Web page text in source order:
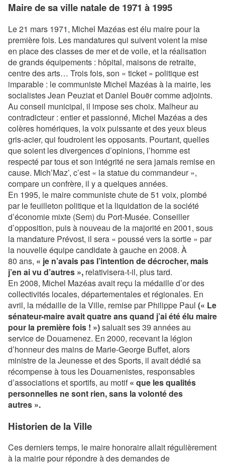
Maire de sa ville natale de 1971 à 1995
Le 21 mars 1971, Michel Mazéas est élu maire pour la
première fois. Les mandatures qui suivent voient la mise
en place des classes de mer et de voile, et la réalisation
de grands équipements : hôpital, maisons de retraite,
centre des arts… Trois fois, son « ticket » politique est
imparable : le communiste Michel Mazéas à la mairie, les
socialistes Jean Peuziat et Daniel Bouër comme adjoints.
Au conseil municipal, il impose ses choix. Malheur au
contradicteur : entier et passionné, Michel Mazéas a des
colères homériques, la voix puissante et des yeux bleus
gris-acier, qui foudroient les opposants. Pourtant, quelles
que soient les divergences d’opinions, l’homme est
respecté par tous et son intégrité ne sera jamais remise en
cause. Mich’Maz’, c’est « la statue du commandeur »,
compare un confrère, il y a quelques années.
En 1995, le maire communiste chute de 51 voix, plombé
par le feuilleton politique et la liquidation de la société
d’économie mixte (Sem) du Port-Musée. Conseiller
d’opposition, puis à nouveau de la majorité en 2001, sous
la mandature Prévost, il sera « poussé vers la sortie » par
la nouvelle équipe candidate à gauche en 2008. À
80 ans, « je n’avais pas l’intention de décrocher, mais
j’en ai vu d’autres », relativisera-t-il, plus tard.
En 2008, Michel Mazéas avait reçu la médaille d’or des
collectivités locales, départementales et régionales. En
avril, la médaille de la Ville, remise par Philippe Paul (« Le
sénateur-maire avait quatre ans quand j’ai été élu maire
pour la première fois ! »)saluait ses 39 années au
service de Douarnenez. En 2000, recevant la légion
d’honneur des mains de Marie-George Buffet, alors
ministre de la Jeunesse et des Sports, il avait dédié sa
récompense à tous les Douarnenistes, responsables
d’associations et sportifs, au motif« que les qualités
personnelles ne sont rien, sans la volonté des
autres ».
Historien de la Ville
Ces derniers temps, le maire honoraire allait régulièrement
à la mairie pour répondre à des demandes de